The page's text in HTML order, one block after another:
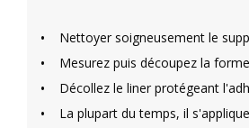
• Nettoyer soigneusement le
• Mesurez puis découpez la
• Décollez le liner protégeant
• La plupart du temps, il